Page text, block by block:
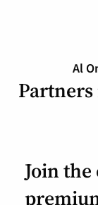
Al
Join